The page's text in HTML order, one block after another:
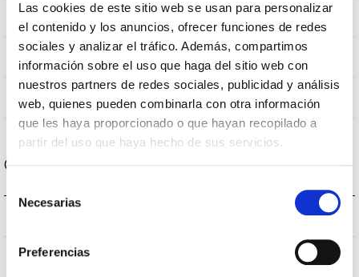
Las cookies de este sitio web se usan para personalizar
el contenido y los anuncios, ofrecer funciones de redes
sociales y analizar el tráfico. Además, compartimos
información sobre el uso que haga del sitio web con
nuestros partners de redes sociales, publicidad y análisis
web, quienes pueden combinarla con otra información
que les haya proporcionado o que hayan recopilado a
partir del uso que haya hecho de sus servicios.
Necesarias
Preferencias
10Kg
Measures
Linkable
Optical data
3.000K
CRI Colour rendering index >70